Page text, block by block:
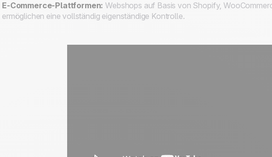
E-Commerce-Plattformen: Webshops auf Basis von Shopify,
ermöglichen eine vollständig eigenständige Kontrolle.